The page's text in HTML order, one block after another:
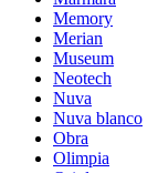
Memory
Merian
Museum
Neotech
Nuva
Nuva blanco
Obra
Olimpia